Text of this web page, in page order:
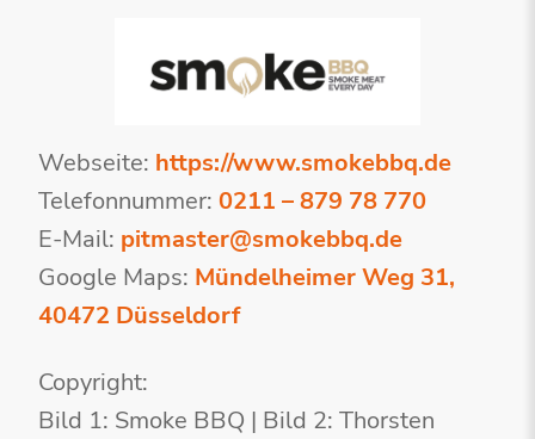
Webseite: https://www.smokebbq.de
Telefonnummer: 0211 – 879 78 770
E-Mail: pitmaster@smokebbq.de
Google Maps: Mündelheimer Weg 31,
40472 Düsseldorf
Copyright:
Bild 1: Smoke BBQ | Bild 2: Thorsten